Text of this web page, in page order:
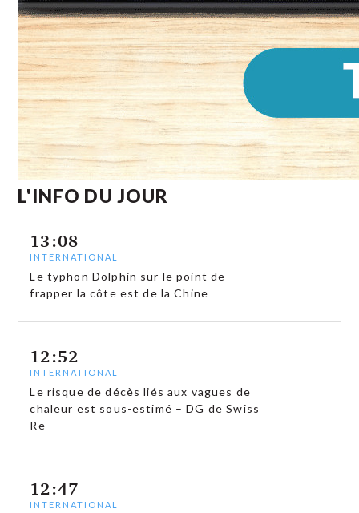
L'INFO DU JOUR
13:08
INTERNATIONAL
Le typhon Dolphin sur le point de
frapper la côte est de la Chine
12:52
INTERNATIONAL
Le risque de décès liés aux vagues de
chaleur est sous-estimé – DG de Swiss
Re
12:47
INTERNATIONAL